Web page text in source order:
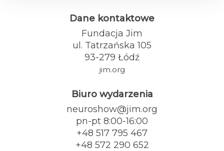
Dane kontaktowe
Fundacja Jim
ul. Tatrzańska 105
93-279 Łódź
jim.org
Biuro wydarzenia
neuroshow@jim.org
pn-pt 8:00-16:00
+48 517 795 467
+48 572 290 652